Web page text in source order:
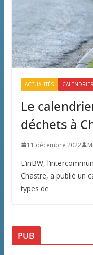
ACTUALITÉS
Le
déchets à
11 décembre 2022
L’inBW,
Chastre, a publié un
types de
PUB